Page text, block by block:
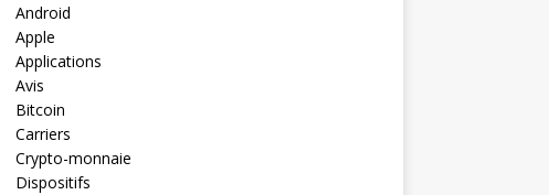
Android
Apple
Applications
Avis
Bitcoin
Carriers
Crypto-monnaie
Dispositifs